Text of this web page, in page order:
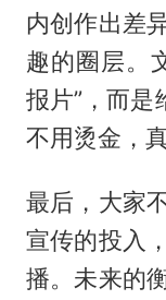
内创作出差
趣的圈层。
报片”，而是
不用烫金，
最后，大家
宣传的投入
播。未来的